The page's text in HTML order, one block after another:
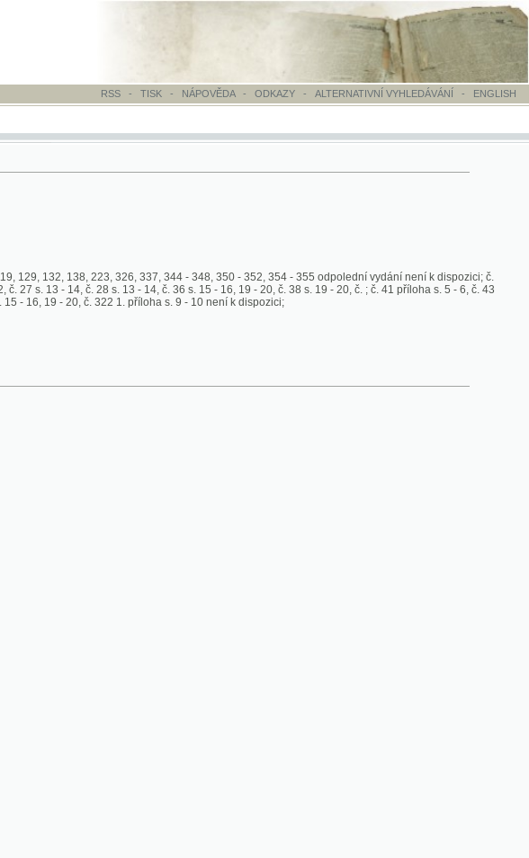
RSS - TISK-NÁPOVĚDA - ODKAZY - ALTERNATIVNÍ VYHLEDÁVÁNÍ- ENGLISH
č. 28 s. 13 - 14, č. 36 s. 15 - 16, 19 - 20, č. 38 s. 19 - 20, č. ; č. 41 příloha s. 5 - 6, č. 43
č. 322 1. příloha s. 9 - 10 není k dispozici;